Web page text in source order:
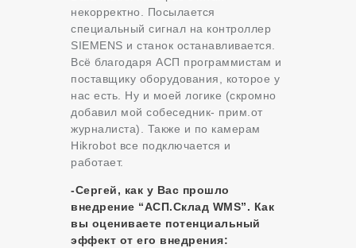
некорректно. Посылается
специальный сигнал на контроллер
SIEMENS и станок останавливается.
Всё благодаря АСП программистам и
поставщику оборудования, которое у
нас есть. Ну и моей логике (скромно
добавил мой собеседник- прим.от
журналиста). Также и по камерам
Hikrobot все подключается и
работает.
-Сергей, как у Вас прошло
внедрение “АСП.Склад WMS”. Как
вы оцениваете потенциальный
эффект от его внедрения: